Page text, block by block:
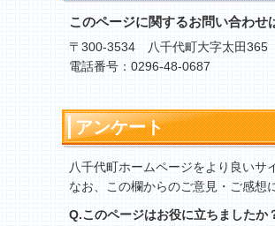
このページに関するお問い合わせ
〒300-3534 八千代町大字太田365
電話番号：0296-48-0687
アンケート
八千代町ホームページをより良い
なお、この欄からのご意見・ご感想
Q.このページはお役に立ちましたか